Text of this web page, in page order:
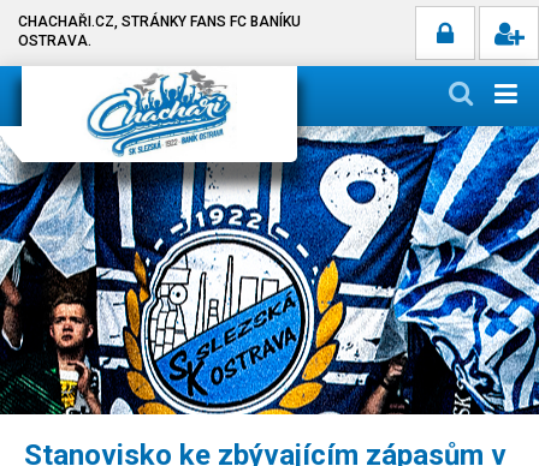
CHACHAŘI.CZ, STRÁNKY FANS FC BANÍKU
OSTRAVA.
Stanovisko ke zbývajícím zápasům v